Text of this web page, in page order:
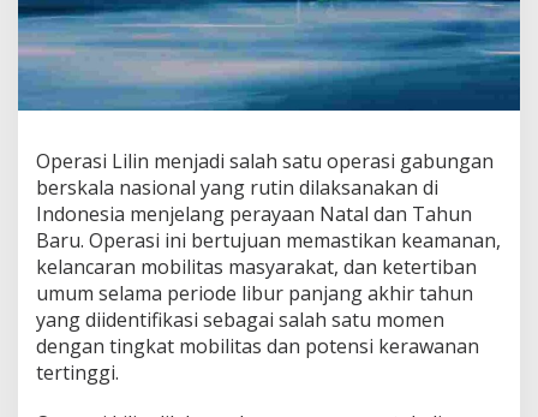
i
N
a
s
i
a
l
P
n
g
a
m
a
n
Operasi Lilin menjadi salah satu operasi gabungan
berskala nasional yang rutin dilaksanakan di
Indonesia menjelang perayaan Natal dan Tahun
Baru. Operasi ini bertujuan memastikan keamanan,
kelancaran mobilitas masyarakat, dan ketertiban
umum selama periode libur panjang akhir tahun
yang diidentifikasi sebagai salah satu momen
dengan tingkat mobilitas dan potensi kerawanan
tertinggi.